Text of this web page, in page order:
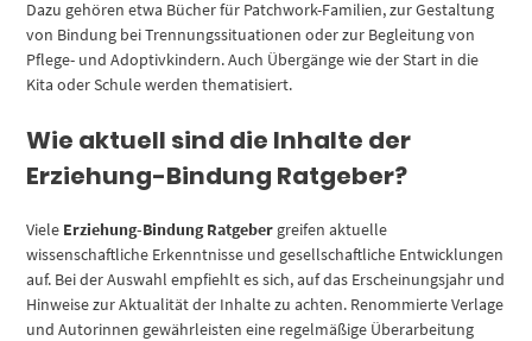
Dazu gehören etwa Bücher für Patchwork-Familien, zur Gestaltung
von Bindung bei Trennungssituationen oder zur Begleitung von
Pflege- und Adoptivkindern. Auch Übergänge wie der Start in die
Kita oder Schule werden thematisiert.
Wie aktuell sind die Inhalte der
Erziehung-Bindung Ratgeber?
Viele Erziehung-Bindung Ratgeber greifen aktuelle
wissenschaftliche Erkenntnisse und gesellschaftliche Entwicklungen
auf. Bei der Auswahl empfiehlt es sich, auf das Erscheinungsjahr und
Hinweise zur Aktualität der Inhalte zu achten. Renommierte Verlage
und Autorinnen gewährleisten eine regelmäßige Überarbeitung